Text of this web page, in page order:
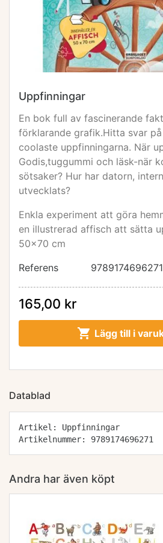
Uppfinningar
En bok full av fascinerande
förklarande grafik.Hitta svar
coolaste uppfinningarna. När
Godis,tuggummi och läsk-när
sötsaker? Hur har datorn,
utvecklats?
Enkla experiment att göra
en illustrerad affisch att sätta
50x70 cm
Referens
9789174696271
165,00 kr
 Lägg till i
Datablad
Artikel: Uppfinningar
Artikelnummer: 9789174696271
Andra har även köpt